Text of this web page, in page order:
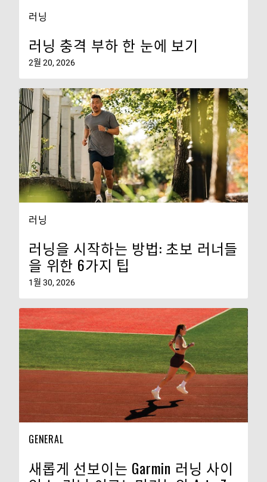
러닝
러닝 충격 부하 한 눈에 보기
2월 20, 2026
러닝
러닝을 시작하는 방법: 초보 러너들
을 위한 6가지 팁
1월 30, 2026
GENERAL
새롭게 선보이는 Garmin 러닝 사이